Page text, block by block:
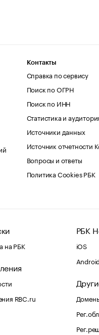
Контакты
Справка по сервису
Поиск по ОГРН
Поиск по ИНН
Статистика и
Источники данных
Источник отчетности
Вопросы и ответы
Политика Cookies РБК
на РБК
RBC.ru
РБК
iOS